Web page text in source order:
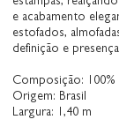
e acabamento
estofados,
definição e
Composição:
Origem: Brasil
Largura: 1,40 m